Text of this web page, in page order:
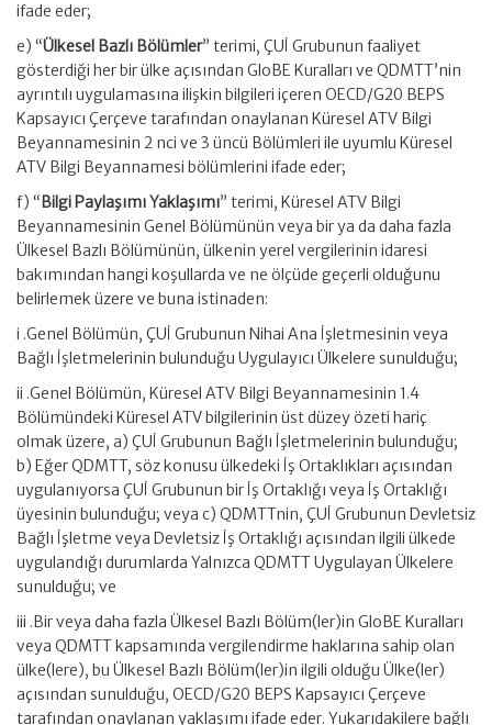
ifade eder;
e) “Ülkesel Bazlı Bölümler” terimi, ÇUİ Grubunun faaliyet
gösterdiği her bir ülke açısından GloBE Kuralları ve QDMTT’nin
ayrıntılı uygulamasına ilişkin bilgileri içeren OECD/G20 BEPS
Kapsayıcı Çerçeve tarafından onaylanan Küresel ATV Bilgi
Beyannamesinin 2 nci ve 3 üncü Bölümleri ile uyumlu Küresel
ATV Bilgi Beyannamesi bölümlerini ifade eder;
f) “Bilgi Paylaşımı Yaklaşımı” terimi, Küresel ATV Bilgi
Beyannamesinin Genel Bölümünün veya bir ya da daha fazla
Ülkesel Bazlı Bölümünün, ülkenin yerel vergilerinin idaresi
bakımından hangi koşullarda ve ne ölçüde geçerli olduğunu
belirlemek üzere ve buna istinaden:
i .Genel Bölümün, ÇUİ Grubunun Nihai Ana İşletmesinin veya
Bağlı İşletmelerinin bulunduğu Uygulayıcı Ülkelere sunulduğu;
ii .Genel Bölümün, Küresel ATV Bilgi Beyannamesinin 1.4
Bölümündeki Küresel ATV bilgilerinin üst düzey özeti hariç
olmak üzere, a) ÇUİ Grubunun Bağlı İşletmelerinin bulunduğu;
b) Eğer QDMTT, söz konusu ülkedeki İş Ortaklıkları açısından
uygulanıyorsa ÇUİ Grubunun bir İş Ortaklığı veya İş Ortaklığı
üyesinin bulunduğu; veya c) QDMTTnin, ÇUİ Grubunun Devletsiz
Bağlı İşletme veya Devletsiz İş Ortaklığı açısından ilgili ülkede
uygulandığı durumlarda Yalnızca QDMTT Uygulayan Ülkelere
sunulduğu; ve
iii .Bir veya daha fazla Ülkesel Bazlı Bölüm(ler)in GloBE Kuralları
veya QDMTT kapsamında vergilendirme haklarına sahip olan
ülke(lere), bu Ülkesel Bazlı Bölüm(ler)in ilgili olduğu Ülke(ler)
açısından sunulduğu, OECD/G20 BEPS Kapsayıcı Çerçeve
tarafından onaylanan yaklaşımı ifade eder. Yukarıdakilere bağlı